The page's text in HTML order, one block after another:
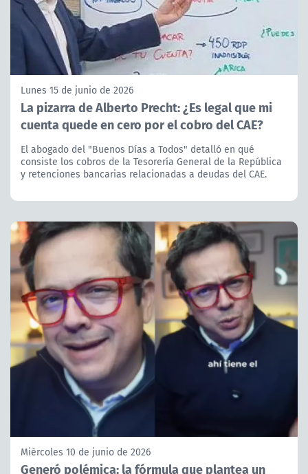
Lunes 15 de junio de 2026
La pizarra de Alberto Precht: ¿Es legal que mi
cuenta quede en cero por el cobro del CAE?
El abogado del "Buenos Días a Todos" detalló en qué
consiste los cobros de la Tesorería General de la República
y retenciones bancarias relacionadas a deudas del CAE.
Miércoles 10 de junio de 2026
Generó polémica: la fórmula que plantea un